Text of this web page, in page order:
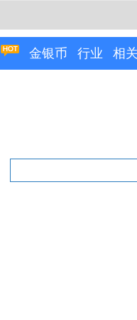
金银币 行业 相